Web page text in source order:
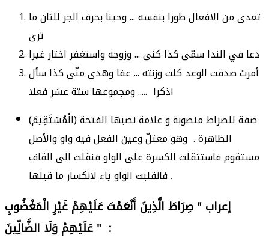
تعدى من الافعال طورا بنفسه ... وحينا بحرف الجر للثان ما
ترى
دعا في الندا سمّى كذا كنى ... وزوجه واستغفر اختار غيرا
أمرت صدقت الوعد كلت وزنته ... عفا وهدى منّى كذا سأل
اذكرا ..... ومجموعها ستة عشر فعلا
(الْمُسْتَقِيمَ) صفة للصراط منصوبة و علامة نصبها الفتحة
الظاهرة . وهو معتلّ وعين الفعل فيه واو والأصل
مستقوم فاستثقلت الكسرة على الواو فنقلت الى القاف
فانقلبت الواو ياء لانكسار ما قبلها .
إعراب " صِرَاطَ الَّذِينَ أَنْعَمْتَ عَلَيْهِمْ غَيْرِ الْمَغْضُوبِ
عَلَيْهِمْ وَلَا الضَّالِّينَ " :